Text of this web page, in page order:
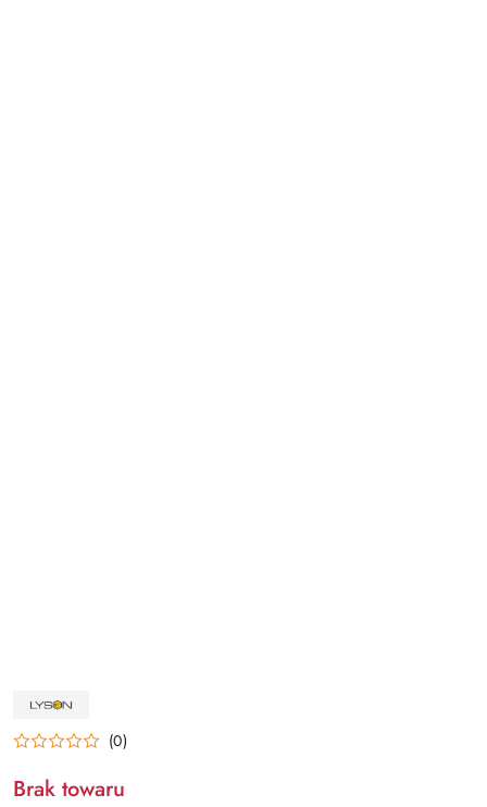
NAZWA
PRODUCENTA:
ŁYSOŃ
(0)
Brak towaru